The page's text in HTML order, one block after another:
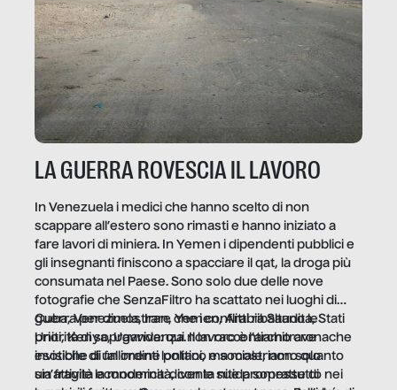
LA GUERRA ROVESCIA IL LAVORO
In Venezuela i medici che hanno scelto di non
scappare all’estero sono rimasti e hanno iniziato a
fare lavori di miniera. In Yemen i dipendenti pubblici e
gli insegnanti finiscono a spacciare il qat, la droga più
consumata nel Paese. Sono solo due delle nove
fotografie che SenzaFiltro ha scattato nei luoghi di
guerra per dimostrare che i conflitti ribaltano le
priorità di sopravvivenza. Il lavoro è l’architrave
invisibile di un ordine politico e sociale, non solo
un’attività economica: diventa nitida soprattutto nei
Cuba, Venezuela, Iran, Yemen, Arabia Saudita, Stati
Uniti, Kenya, Uganda: qui non raccontiamo cronache
esotiche di fallimenti lontani, ma mostriamo quanto
sia fragile la modernità, con le sue promesse di